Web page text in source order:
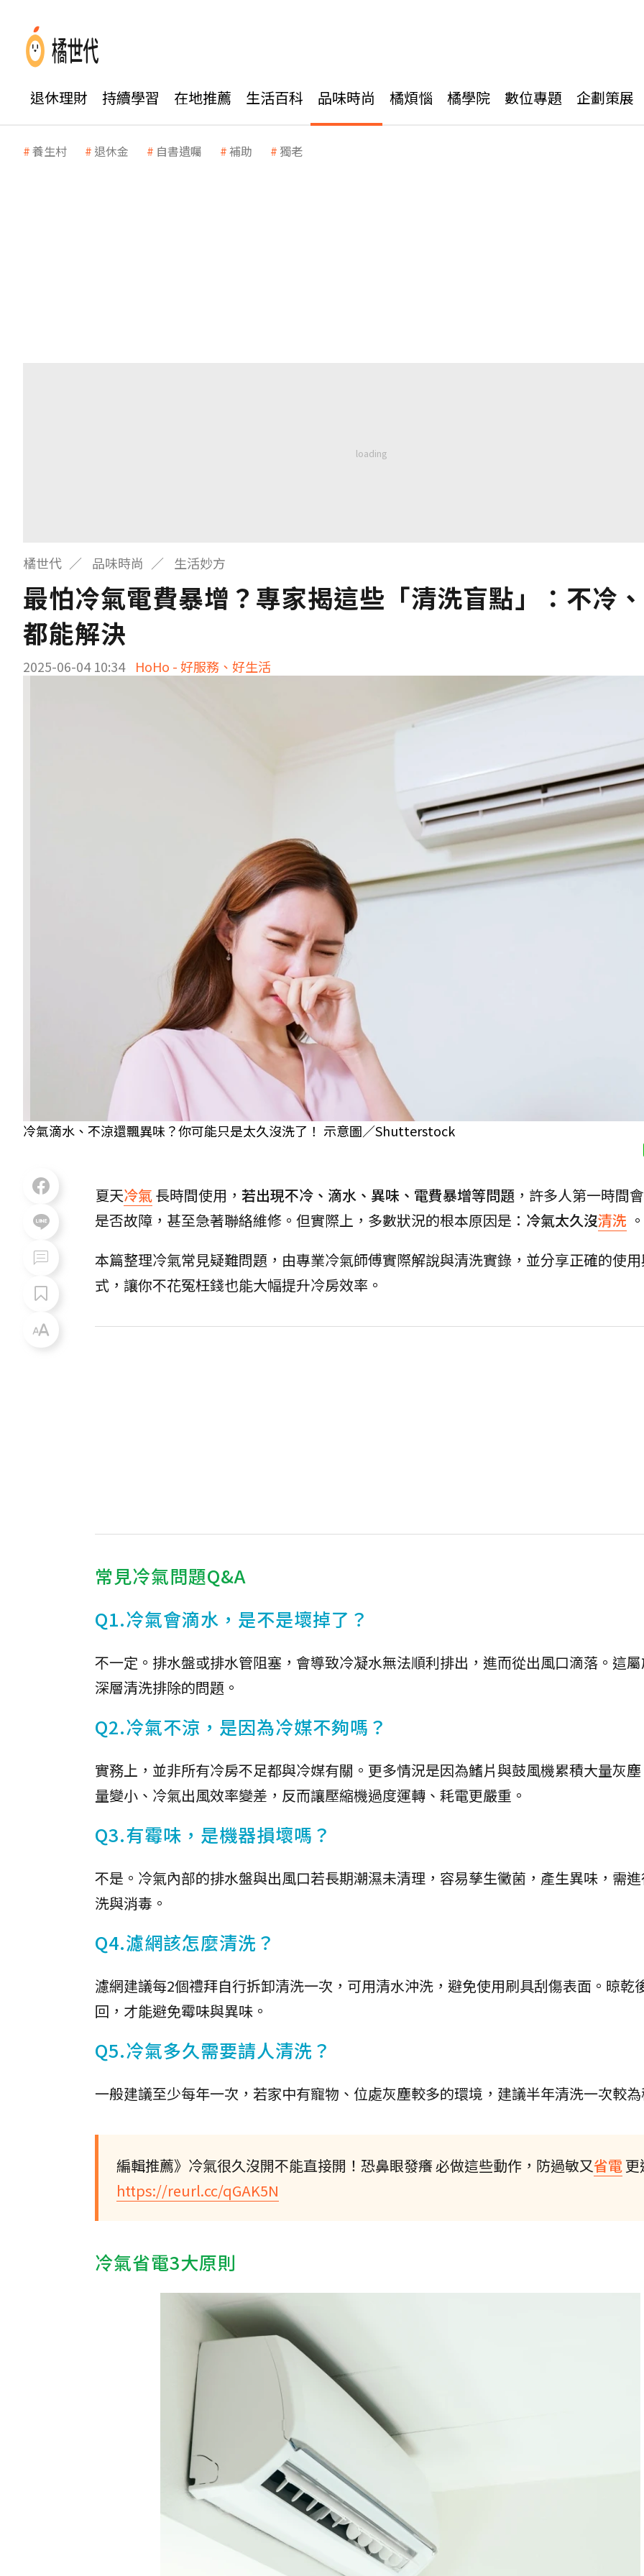
退休理財 持續學習 在地推薦 生活百科 品味時尚 橘煩惱 橘學院 數位專題 企劃策展
養生村 退休金 自書遺囑 補助 獨老
橘世代 品味時尚 生活妙方
最怕冷氣電費暴增？專家揭這些「清洗盲點」：不冷
都能解決
2025-06-04 10:34 HoHo - 好服務、好生活
冷氣滴水、不涼還飄異味？你可能只是太久沒洗了！ 示意圖／Shutterstock
夏天冷氣長時間使用， 若出現不冷、滴水、異味、電費暴增等問題 ，許多人第一時間
是否故障，甚至急著聯絡維修。但實際上，多數狀況的根本原因是： 冷氣太久沒清洗 。
本篇整理冷氣常見疑難問題，由專業冷氣師傅實際解說與清洗實錄，並分享正確的使
式，讓你不花冤枉錢也能大幅提升冷房效率。
常見冷氣問題Q&A
Q1.冷氣會滴水，是不是壞掉了？
不一定。排水盤或排水管阻塞，會導致冷凝水無法順利排出，進而從出風口滴落。這
深層清洗排除的問題。
Q2.冷氣不涼，是因為冷媒不夠嗎？
實務上，並非所有冷房不足都與冷媒有關。更多情況是因為鰭片與鼓風機累積大量灰
量變小、冷氣出風效率變差，反而讓壓縮機過度運轉、耗電更嚴重。
Q3.有霉味，是機器損壞嗎？
不是。冷氣內部的排水盤與出風口若長期潮濕未清理，容易孳生黴菌，產生異味，需
洗與消毒。
Q4.濾網該怎麼清洗？
濾網建議每2個禮拜自行拆卸清洗一次，可用清水沖洗，避免使用刷具刮傷表面。晾乾
回，才能避免霉味與異味。
Q5.冷氣多久需要請人清洗？
一般建議至少每年一次，若家中有寵物、位處灰塵較多的環境，建議半年清洗一次較
編輯推薦》冷氣很久沒開不能直接開！恐鼻眼發癢 必做這些動作，防過敏又省電
https://reurl.cc/qGAK5N
冷氣省電3大原則